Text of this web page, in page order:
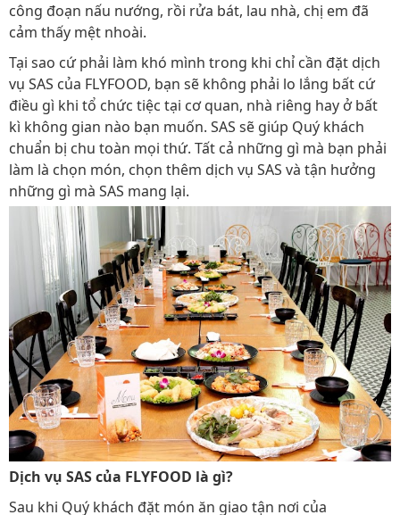
công đoạn nấu nướng, rồi rửa bát, lau nhà, chị em đã
cảm thấy mệt nhoài.
Tại sao cứ phải làm khó mình trong khi chỉ cần đặt dịch
vụ SAS của FLYFOOD, bạn sẽ không phải lo lắng bất cứ
điều gì khi tổ chức tiệc tại cơ quan, nhà riêng hay ở bất
kì không gian nào bạn muốn. SAS sẽ giúp Quý khách
chuẩn bị chu toàn mọi thứ. Tất cả những gì mà bạn phải
làm là chọn món, chọn thêm dịch vụ SAS và tận hưởng
những gì mà SAS mang lại.
Dịch vụ SAS của FLYFOOD là gì?
Sau khi Quý khách đặt món ăn giao tận nơi của